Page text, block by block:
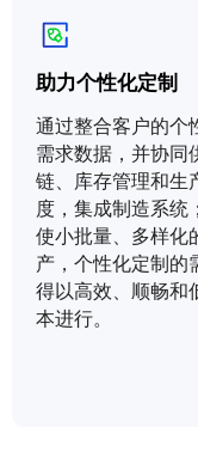
助力个性化定制
通过整合客户的个
需求数据，并协同
链、库存管理和生
度，集成制造系统
使小批量、多样化
产，个性化定制的
得以高效、顺畅和
本进行。